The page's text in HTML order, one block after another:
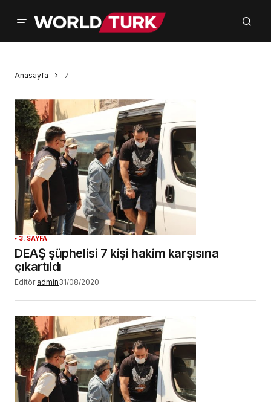
Anasayfa 7
3. SAYFA
DEAŞ şüphelisi 7 kişi hakim karşısına
çıkartıldı
Editör admin31/08/2020